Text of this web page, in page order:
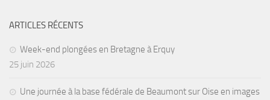
Sorties 2018
Sorties 2016
ARTICLES RÉCENTS
Week-end plongées en Bretagne à Erquy
25 juin 2026
Une journée à la base fédérale de Beaumont sur Oise en images